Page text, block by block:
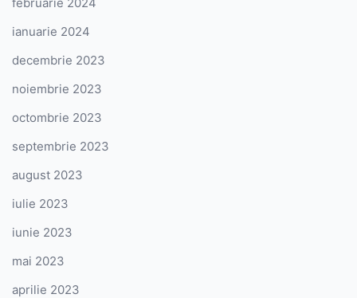
ianuarie 2024
decembrie 2023
noiembrie 2023
octombrie 2023
septembrie 2023
august 2023
iulie 2023
iunie 2023
mai 2023
aprilie 2023